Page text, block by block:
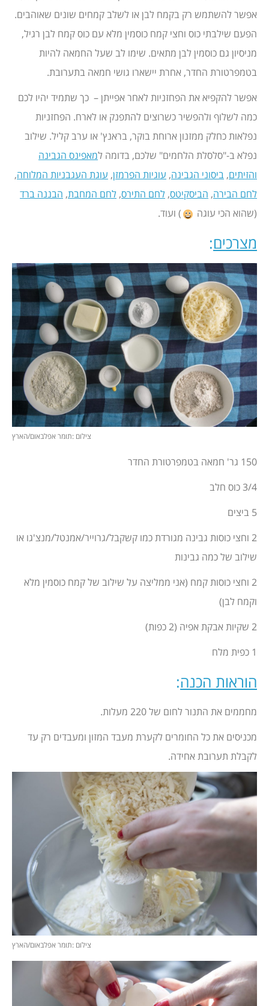
אפשר להשתמש רק בקמח לבן או לשלב קמחים שונים שאוהבים.
הפעם שילבתי כוס וחצי קמח כוסמין מלא עם כוס קמח לבן רגיל,
מניסיון גם כוסמין לבן מתאים. שימו לב שעל החמאה להיות
בטמפרטורת החדר, אחרת יישארו גושי חמאה בתערובת.
אפשר להקפיא את הפחזניות לאחר אפייתן – כך שתמיד יהיו לכם
כמה לשלוף ולהפשיר כשרוצים להתפנק או לארח. הפחזניות
נפלאות כחלק ממזנון ארוחת בוקר, בראנץ' או ערב קליל. שילוב
נפלא ב-"סלסלת הלחמים" שלכם, בדומה למאפינס הגבינה
והזיתים, ביסוני הגבינה, עוגיות הפרמזן, עוגת העגבניות המלוחה,
לחם הבירה, הביסקיטס, לחם התירס, לחם המחבת, הבננה ברד
(שהוא הכי עוגה
) ועוד.
מצרכים:
צילום :תומר אפלבאום/הארץ
150 גר' חמאה בטמפרטורת החדר
3/4 כוס חלב
5 ביצים
2 וחצי כוסות גבינה מגורדת כמו קשקבל/גרוייר/אמנטל/מנצ'גו או
שילוב של כמה גבינות
2 וחצי כוסות קמח (אני ממליצה על שילוב של קמח כוסמין מלא
וקמח לבן)
2 שקיות אבקת אפיה (2 כפות)
1 כפית מלח
הוראות הכנה:
מחממים את התנור לחום של 220 מעלות.
מכניסים את כל החומרים לקערת מעבד המזון ומעבדים רק עד
לקבלת תערובת אחידה.
צילום :תומר אפלבאום/הארץ